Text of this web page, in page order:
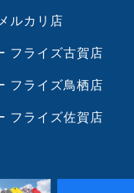
ルカリ店
フライズ古賀店
フライズ鳥栖店
フライズ佐賀店